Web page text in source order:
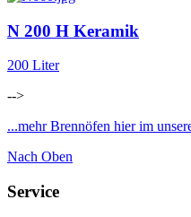
N 200 H Keramik
200 Liter
-->
...mehr Brennöfen hier im
Nach Oben
Service